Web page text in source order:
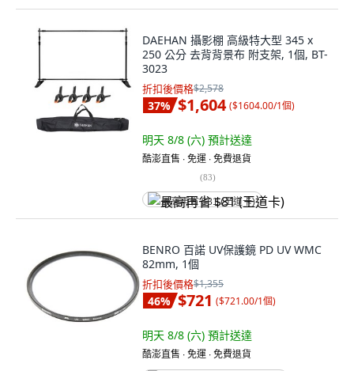
DAEHAN 攝影棚 高級特大型 345 x
250 公分 去背背景布 附支架, 1個, BT-
3023
折扣後價格$2,578
37% $1,604 ($1604.00/1個)
明天 8/8 (六) 預計送達
酷澎直售 ∙ 免運 ∙ 免費退貨
(83)
最高再省 $81 (王道卡)
BENRO 百諾 UV保護鏡 PD UV WMC
82mm, 1個
折扣後價格$1,355
46% $721 ($721.00/1個)
明天 8/8 (六) 預計送達
酷澎直售 ∙ 免運 ∙ 免費退貨